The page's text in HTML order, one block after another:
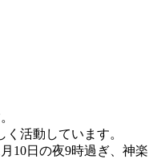
活動しています。
10日の夜9時過ぎ、神楽